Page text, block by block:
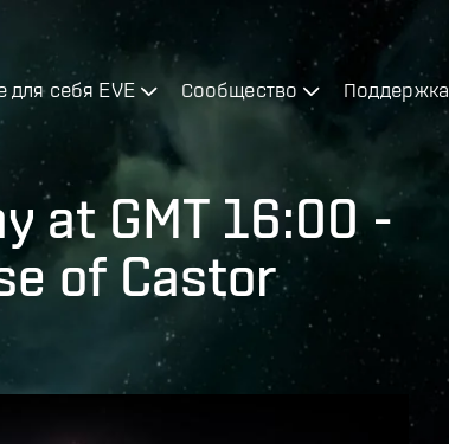
для себя EVE Сообщество Поддержка
at GMT 16:00 -
of Castor